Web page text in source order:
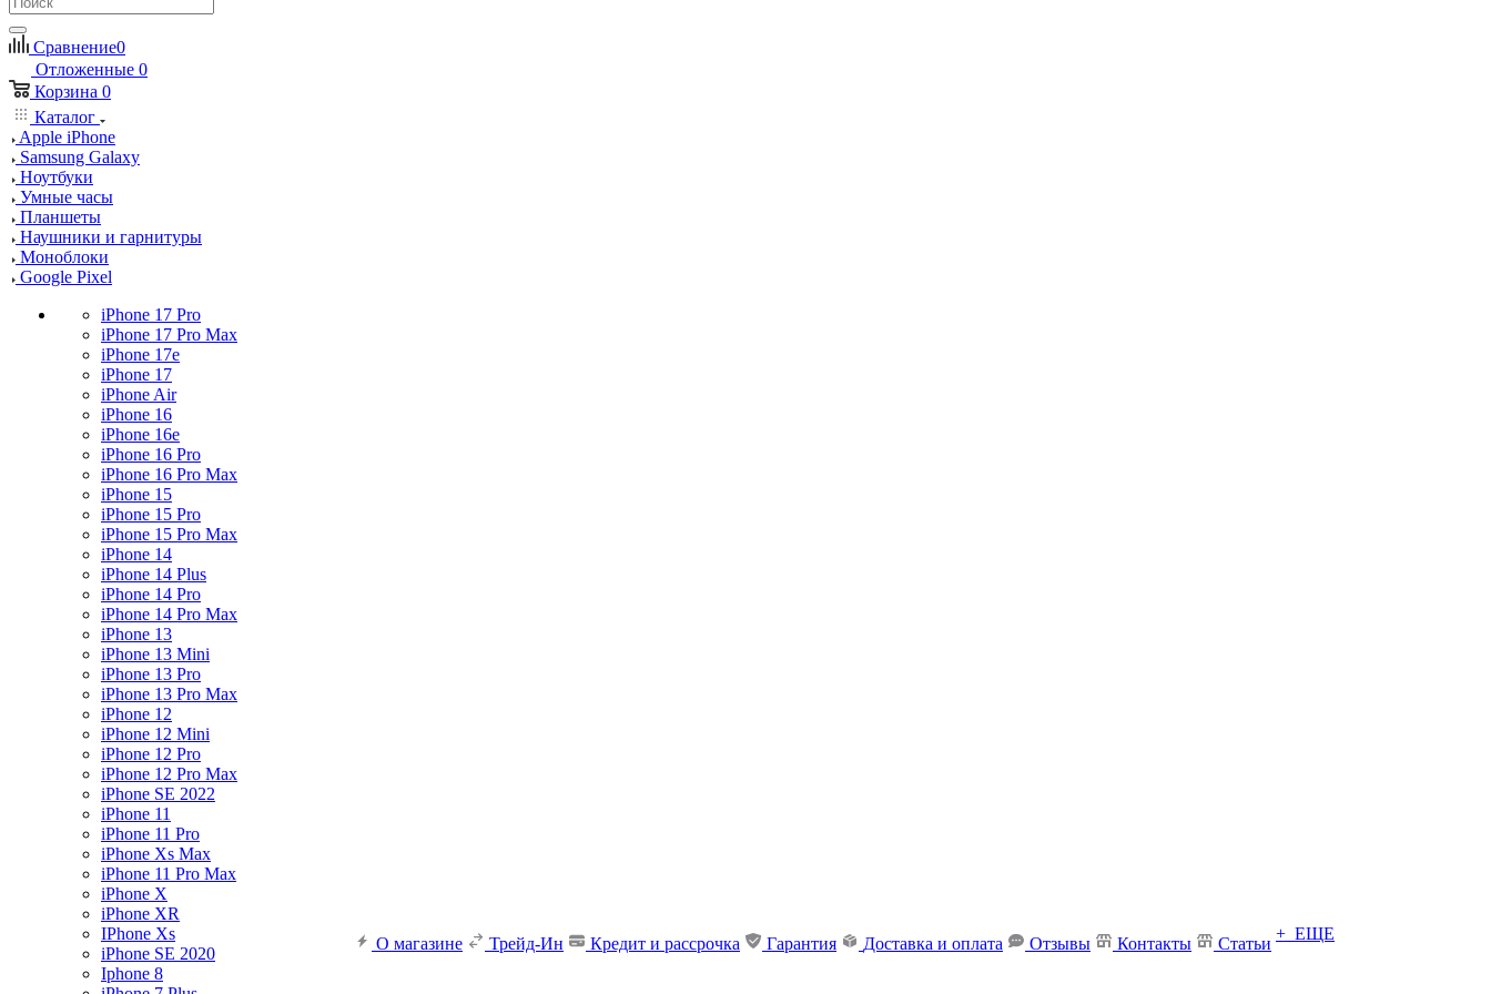
Сравнение0
Отложенные 0
Корзина 0
Каталог
Apple iPhone
Samsung Galaxy
Ноутбуки
Умные часы
Планшеты
Наушники и гарнитуры
Моноблоки
Google Pixel
iPhone 17 Pro
iPhone 17 Pro Max
iPhone 17e
iPhone 17
iPhone Air
iPhone 16
iPhone 16e
iPhone 16 Pro
iPhone 16 Pro Max
iPhone 15
iPhone 15 Pro
iPhone 15 Pro Max
iPhone 14
iPhone 14 Plus
iPhone 14 Pro
iPhone 14 Pro Max
iPhone 13
iPhone 13 Mini
iPhone 13 Pro
iPhone 13 Pro Max
iPhone 12
iPhone 12 Mini
iPhone 12 Pro
iPhone 12 Pro Max
iPhone SE 2022
iPhone 11
iPhone 11 Pro
iPhone Xs Max
iPhone 11 Pro Max
iPhone X
iPhone XR
IPhone Xs
iPhone SE 2020
Iphone 8
О магазине Трейд-Ин Кредит и рассрочка Гарантия Доставка и оплата Отзывы Контакты Статьи
+ ЕЩЕ